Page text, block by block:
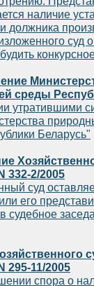
наличие
должника
суд
среды
утратившими
Беларусь"
332-2/2005
суд
его
судебное
295-11/2005
спора о